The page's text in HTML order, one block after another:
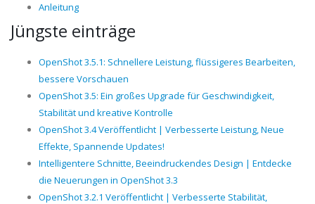
Anleitung
Jüngste einträge
OpenShot 3.5.1: Schnellere Leistung, flüssigeres Bearbeiten,
bessere Vorschauen
OpenShot 3.5: Ein großes Upgrade für Geschwindigkeit,
Stabilität und kreative Kontrolle
OpenShot 3.4 Veröffentlicht | Verbesserte Leistung, Neue
Effekte, Spannende Updates!
Intelligentere Schnitte, Beeindruckendes Design | Entdecke
die Neuerungen in OpenShot 3.3
OpenShot 3.2.1 Veröffentlicht | Verbesserte Stabilität,